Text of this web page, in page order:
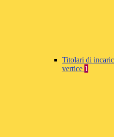
Titolari di
vertice 1